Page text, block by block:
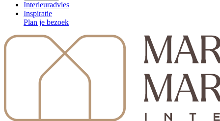
Interieuradvies
Inspiratie
Plan je bezoek